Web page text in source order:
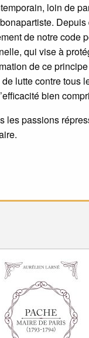
loin de
de notre code
qui vise à
de ce
lutte contre tous
bien
les passions